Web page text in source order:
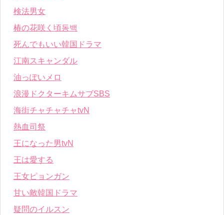
検法男女
椿の花咲く頃동백
死んでもいい韓国ドラマ
江南スキャンダル
油っぽいメロ
浪漫ドクターキムサブSBS
海街チャチャチャtvN
熱血司祭
王になった男tvN
王は愛する
王女ピョンガン
甘い敵韓国ドラマ
疑問のイルスン